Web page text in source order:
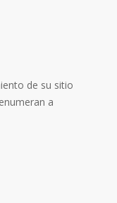
de su sitio
a